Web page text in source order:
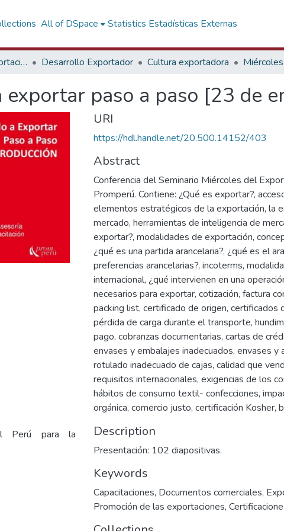
All of DSpace Statistics Estadísticas Externas
Promoción de las Exportaciones Desarrollo Exportador Cultura exportadora
paso a paso [23 de
Perú para la
URI
https://hdl.handle.net/20.500.14152/403
Abstract
Conferencia del Seminario Miércoles del
Promperú. Contiene: ¿Qué es exportar?,
elementos estratégicos de la exportación, la
mercado, herramientas de inteligencia de
exportar?, modalidades de exportación,
¿qué es una partida arancelaria?, ¿qué es el
preferencias arancelarias?, incoterms,
internacional, ¿qué intervienen en una
necesarios para exportar, cotización, factura
packing list, certificado de origen, certificados
pérdida de carga durante el transporte,
pago, cobranzas documentarias, cartas de
envases y embalajes inadecuados, envases y
rotulado inadecuado de cajas, calidad que
requisitos internacionales, exigencias de los
hábitos de consumo textil- confecciones,
orgánica, comercio justo, certificación Kosher,
Description
Presentación: 102 diapositivas.
Keywords
Capacitaciones, Documentos comerciales,
Promoción de las exportaciones,